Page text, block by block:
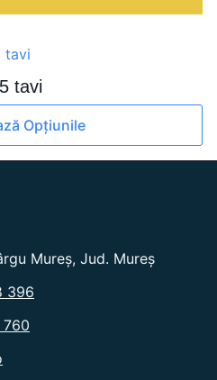
tavi
Opțiunile
Mureș, Jud. Mureș
396
760